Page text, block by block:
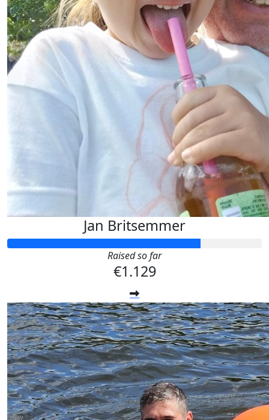
Jan Britsemmer
Raised so far
€1.129